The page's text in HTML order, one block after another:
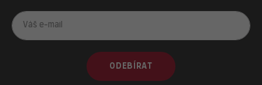
ODEBÍRAT